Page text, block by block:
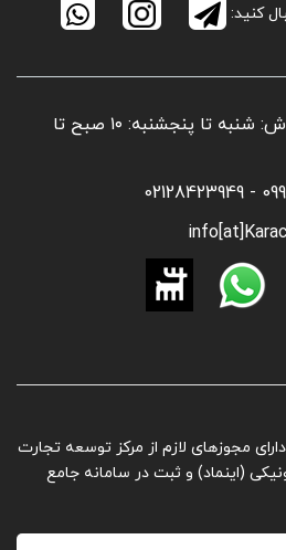
کنید:
📌 ساعات کاری بخش فروش: شنبه تا پنجشنبه: ۱۰ صبح تا
دارای مجوزهای لازم از مرکز توسعه تجارت
(اینماد) و ثبت در سامانه جامع